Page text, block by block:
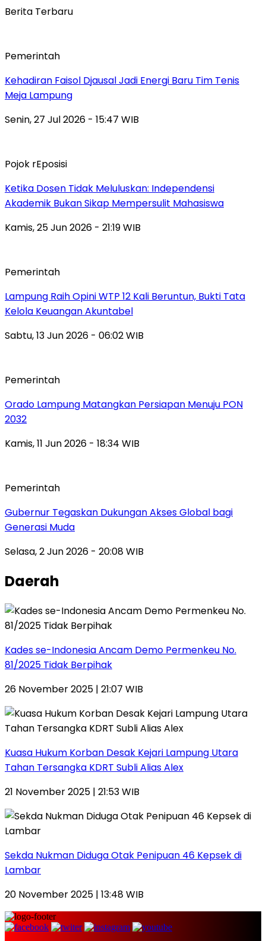
Berita Terbaru
Pemerintah
Kehadiran Faisol Djausal Jadi Energi Baru Tim Tenis
Meja Lampung
Senin, 27 Jul 2026 - 15:47 WIB
Pojok rEposisi
Ketika Dosen Tidak Meluluskan: Independensi
Akademik Bukan Sikap Mempersulit Mahasiswa
Kamis, 25 Jun 2026 - 21:19 WIB
Pemerintah
Lampung Raih Opini WTP 12 Kali Beruntun, Bukti Tata
Kelola Keuangan Akuntabel
Sabtu, 13 Jun 2026 - 06:02 WIB
Pemerintah
Orado Lampung Matangkan Persiapan Menuju PON
2032
Kamis, 11 Jun 2026 - 18:34 WIB
Pemerintah
Gubernur Tegaskan Dukungan Akses Global bagi
Generasi Muda
Selasa, 2 Jun 2026 - 20:08 WIB
Daerah
Kades se-Indonesia Ancam Demo Permenkeu No.
81/2025 Tidak Berpihak
26 November 2025 | 21:07 WIB
Kuasa Hukum Korban Desak Kejari Lampung Utara
Tahan Tersangka KDRT Subli Alias Alex
21 November 2025 | 21:53 WIB
Sekda Nukman Diduga Otak Penipuan 46 Kepsek di
Lambar
20 November 2025 | 13:48 WIB